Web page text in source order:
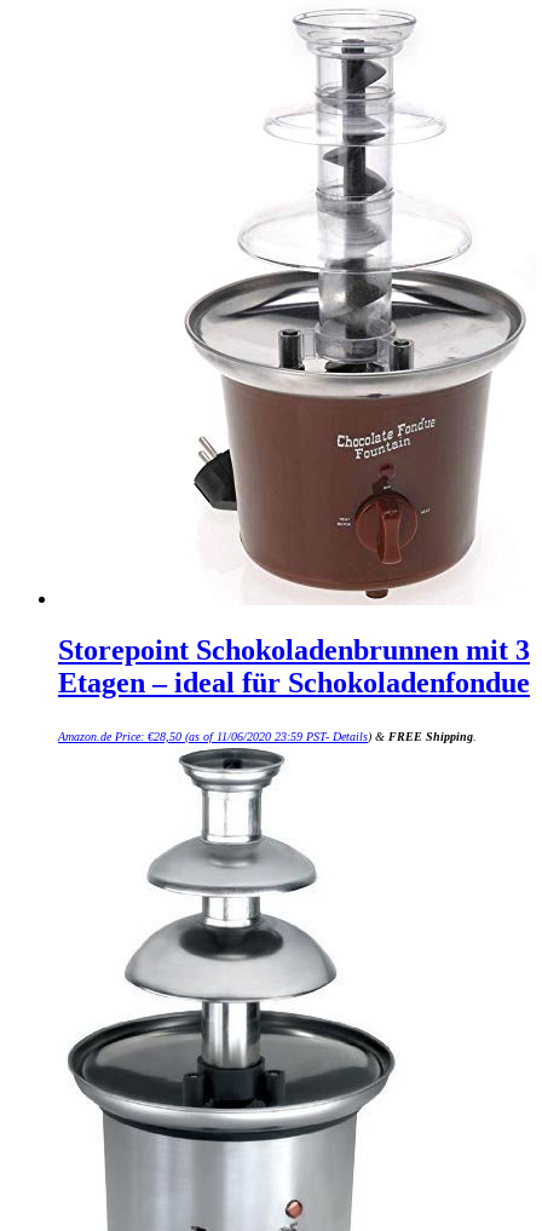
Storepoint Schokoladenbrunnen mit 3
Etagen – ideal für Schokoladenfondue
Amazon.de Price: €28,50 (as of 11/06/2020 23:59 PST- Details) & FREE Shipping